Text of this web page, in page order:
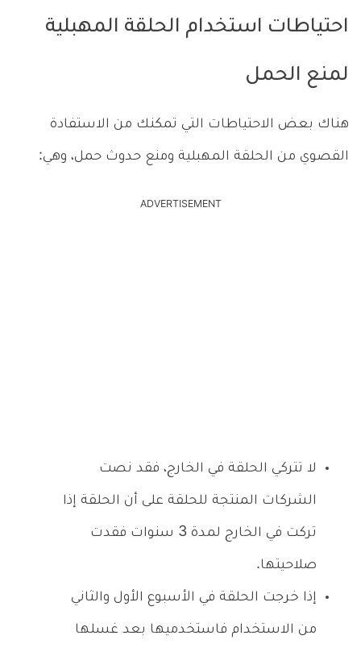
احتياطات استخدام الحلقة المهبلية
لمنع الحمل
هناك بعض الاحتياطات التي تمكنك من الاستفادة
القصوي من الحلقة المهبلية ومنع حدوث حمل، وهي:
ADVERTISEMENT
لا تتركي الحلقة في الخارج، فقد نصت
الشركات المنتجة للحلقة على أن الحلقة إذا
تركت في الخارج لمدة 3 سنوات فقدت
صلاحيتها.
إذا خرجت الحلقة في الأسبوع الأول والثاني
من الاستخدام فاستخدميها بعد غسلها